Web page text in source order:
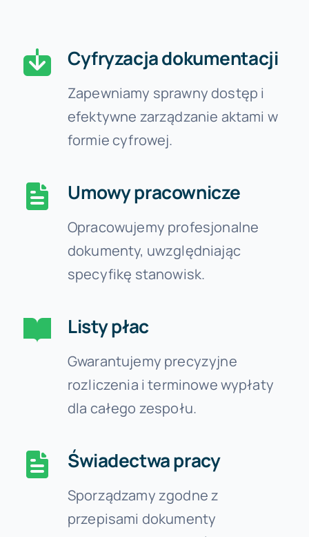
Cyfryzacja dokumentacji
Zapewniamy sprawny dostęp i
efektywne zarządzanie aktami w
formie cyfrowej.
Umowy pracownicze
Opracowujemy profesjonalne
dokumenty, uwzględniając
specyfikę stanowisk.
Listy płac
Gwarantujemy precyzyjne
rozliczenia i terminowe wypłaty
dla całego zespołu.
Świadectwa pracy
Sporządzamy zgodne z
przepisami dokumenty